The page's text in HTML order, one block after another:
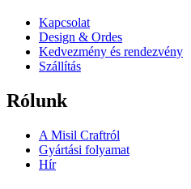
Kapcsolat
Design & Ordes
Kedvezmény és rendezvény
Szállítás
Rólunk
A Misil Craftról
Gyártási folyamat
Hír